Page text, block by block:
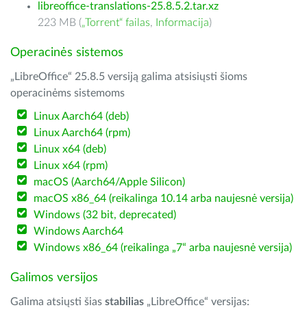
libreoffice-translations-25.8.5.2.tar.xz
223 MB („Torrent“ failas, Informacija)
Operacinės sistemos
„LibreOffice“ 25.8.5 versiją galima atsisiųsti šioms
operacinėms sistemoms
Linux Aarch64 (deb)
Linux Aarch64 (rpm)
Linux x64 (deb)
Linux x64 (rpm)
macOS (Aarch64/Apple Silicon)
macOS x86_64 (reikalinga 10.14 arba naujesnė versija)
Windows (32 bit, deprecated)
Windows Aarch64
Windows x86_64 (reikalinga „7“ arba naujesnė versija)
Galimos versijos
Galima atsiųsti šias stabilias „LibreOffice“ versijas: